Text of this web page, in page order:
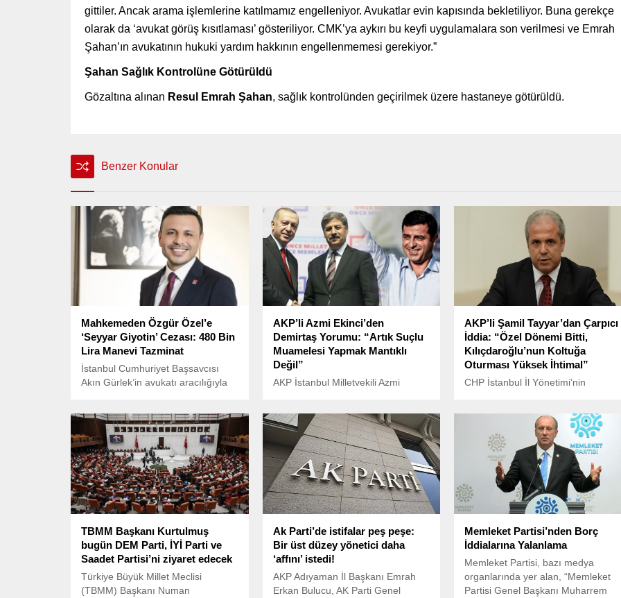
gittiler. Ancak arama işlemlerine katılmamız engelleniyor. Avukatlar evin kapısında bekletiliyor. Buna gerekçe
olarak da ‘avukat görüş kısıtlaması’ gösteriliyor. CMK’ya aykırı bu keyfi uygulamalara son verilmesi ve Emrah
Şahan’ın avukatının hukuki yardım hakkının engellenmemesi gerekiyor.”
Şahan Sağlık Kontrolüne Götürüldü
Gözaltına alınan Resul Emrah Şahan, sağlık kontrolünden geçirilmek üzere hastaneye götürüldü.
Benzer Konular
Mahkemeden Özgür Özel’e
‘Seyyar Giyotin’ Cezası: 480 Bin
Lira Manevi Tazminat
İstanbul Cumhuriyet Başsavcısı
Akın Gürlek’in avukatı aracılığıyla
karar verildi.
AKP’li Azmi Ekinci’den
Demirtaş Yorumu: “Artık Suçlu
Muamelesi Yapmak Mantıklı
Değil”
AKP İstanbul Milletvekili Azmi
cezaevinde bulunan eski HDP Eş
Genel Başkanı Selahattin Demirtaş
hakkında dikkat çeken
açıklamalarda bulundu.
AKP’li Şamil Tayyar’dan Çarpıcı
İddia: “Özel Dönemi Bitti,
Kılıçdaroğlu’nun Koltuğa
Oturması Yüksek İhtimal”
CHP İstanbul İl Yönetimi’nin
yeni tartışmalar başladı. AKP’li eski
milletvekili Şamil Tayyar, sosyal
medya hesabından yaptığı
açıklamada, CHP’deki gelişmelerin
Kemal Kılıçdaroğlu’nun yeniden
genel başkanlığa dönüş yolunu
açabileceğini savundu.
TBMM Başkanı Kurtulmuş
bugün DEM Parti, İYİ Parti ve
Saadet Partisi’ni ziyaret edecek
Türkiye Büyük Millet Meclisi
(TBMM) Başkanı Numan
Ak Parti’de istifalar peş peşe:
Bir üst düzey yönetici daha
‘affını’ istedi!
AKP Adıyaman İl Başkanı Emrah
Erkan Bulucu, AK Parti Genel
Memleket Partisi’nden Borç
İddialarına Yalanlama
Memleket Partisi, bazı medya
organlarında yer alan, “Memleket
Partisi Genel Başkanı Muharrem